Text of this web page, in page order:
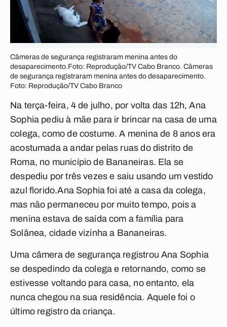
Câmeras de segurança registraram menina antes do
desaparecimento.Foto: Reprodução/TV Cabo Branco. Câmeras
de segurança registraram menina antes do desaparecimento.
Foto: Reprodução/TV Cabo Branco
Na terça-feira, 4 de julho, por volta das 12h, Ana
Sophia pediu à mãe para ir brincar na casa de uma
colega, como de costume. A menina de 8 anos era
acostumada a andar pelas ruas do distrito de
Roma, no município de Bananeiras. Ela se
despediu por três vezes e saiu usando um vestido
azul florido.Ana Sophia foi até a casa da colega,
mas não permaneceu por muito tempo, pois a
menina estava de saída com a família para
Solânea, cidade vizinha a Bananeiras.
Uma câmera de segurança registrou Ana Sophia
se despedindo da colega e retornando, como se
estivesse voltando para casa, no entanto, ela
nunca chegou na sua residência. Aquele foi o
último registro da criança.